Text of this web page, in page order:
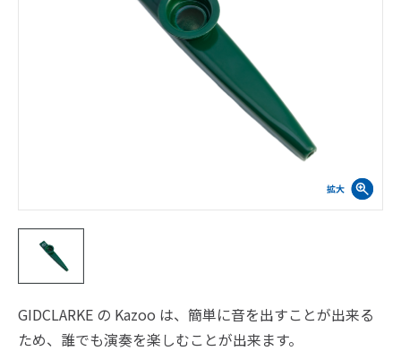
GIDCLARKE の Kazoo は、簡単に音を出すことが出来る
ため、誰でも演奏を楽しむことが出来ます。